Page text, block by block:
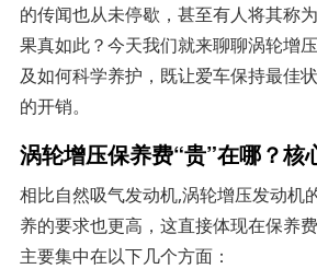
的传闻也从未停歇，甚至有人将其称
果真如此？今天我们就来聊聊涡轮增
及如何科学养护，既让爱车保持最佳
的开销。
涡轮增压保养费“贵”在哪？核
相比自然吸气发动机,涡轮增压发动机
养的要求也更高，这直接体现在保养
主要集中在以下几个方面：